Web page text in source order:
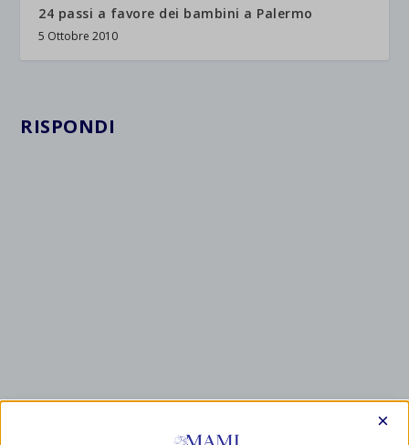
24 passi a favore dei bambini a Palermo
5 Ottobre 2010
RISPONDI
×